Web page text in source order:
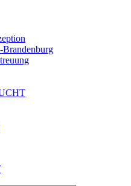
Brandenburg